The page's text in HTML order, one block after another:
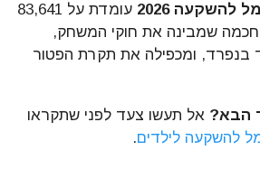
להשקעה 2026
עומדת על 83,641
שמבינה את חוקי המשחק,
בנפרד, ומכפילה את תקרת הפטור
הבא? אל תעשו צעד לפני שתקראו
להשקעה לילדים.